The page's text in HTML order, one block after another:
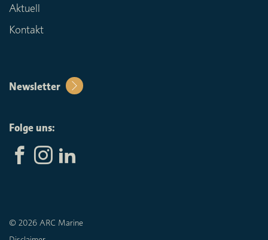
Aktuell
Kontakt
Newsletter
Folge uns:
© 2026 ARC Marine